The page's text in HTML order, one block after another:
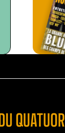
QUATUOR